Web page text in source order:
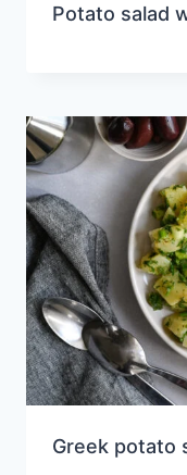
Potato salad
Greek potato